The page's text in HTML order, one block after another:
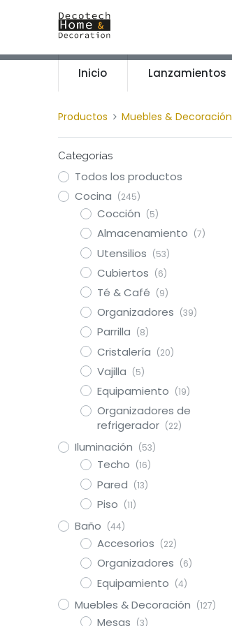
Inicio Lanzamientos
Productos Muebles & Decoración
Categorías
Todos los productos
Cocina (245)
Cocción (5)
Almacenamiento (7)
Utensilios (53)
Cubiertos (6)
Té & Café (9)
Organizadores (39)
Parrilla (8)
Cristalería (20)
Vajilla (5)
Equipamiento (19)
Organizadores de
refrigerador (22)
Iluminación (53)
Techo (16)
Pared (13)
Piso (11)
Baño (44)
Accesorios (22)
Organizadores (6)
Equipamiento (4)
Muebles & Decoración (127)
Mesas (3)